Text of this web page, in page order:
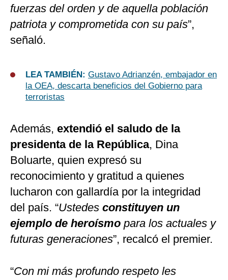
fuerzas del orden y de aquella población
patriota y comprometida con su país”,
señaló.
LEA TAMBIÉN: Gustavo Adrianzén, embajador en
la OEA, descarta beneficios del Gobierno para
terroristas
Además, extendió el saludo de la
presidenta de la República, Dina
Boluarte, quien expresó su
reconocimiento y gratitud a quienes
lucharon con gallardía por la integridad
del país. “Ustedes constituyen un
ejemplo de heroísmo para los actuales y
futuras generaciones”, recalcó el premier.
“Con mi más profundo respeto les